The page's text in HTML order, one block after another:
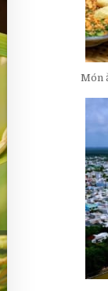
Món